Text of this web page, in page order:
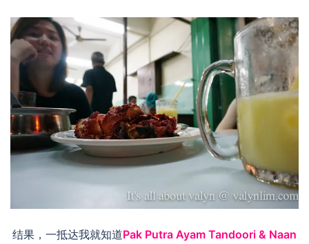
结果，一抵达我就知道Pak Putra Ayam Tandoori & Naan